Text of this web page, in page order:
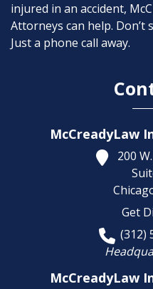
injured in an accident,
Attorneys can help. Don’t
Just a phone call away.
McCreadyLaw
200
Get
(312)
McCreadyLaw